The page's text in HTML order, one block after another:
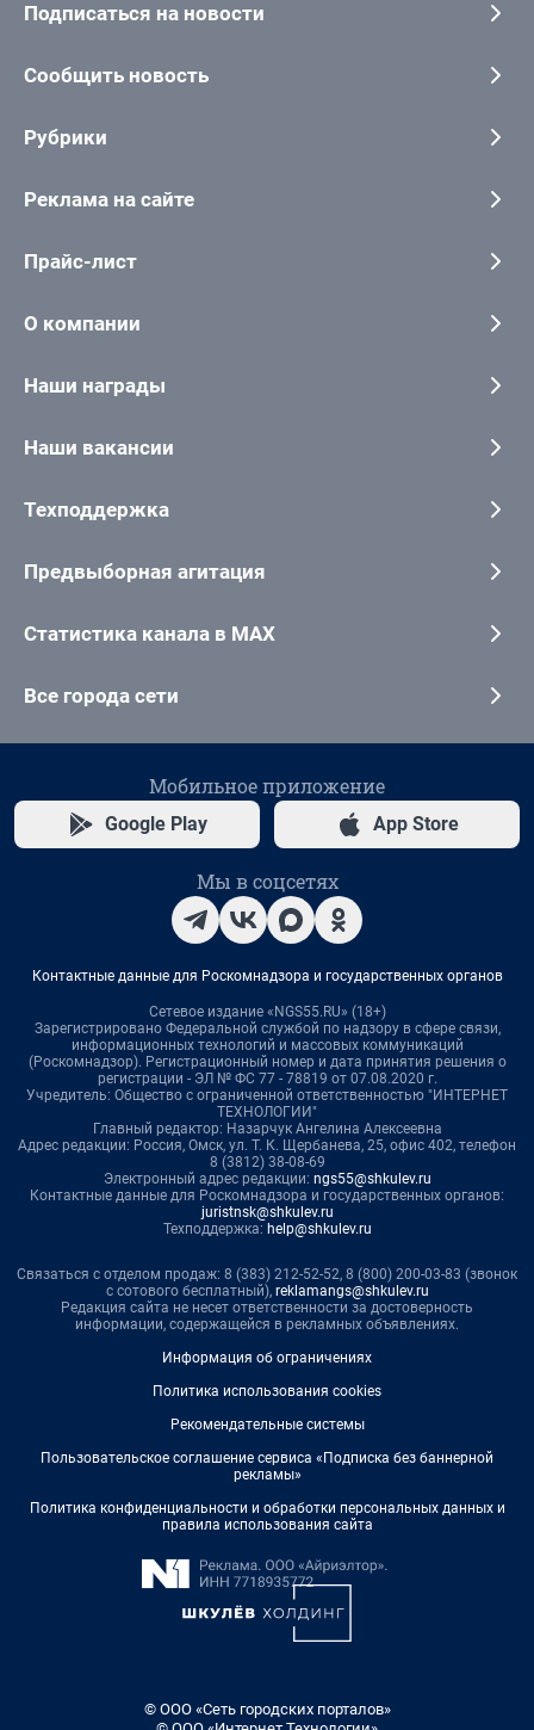
Подписаться на новости
Сообщить новость
Рубрики
Реклама на сайте
Прайс-лист
О компании
Наши награды
Наши вакансии
Техподдержка
Предвыборная агитация
Статистика канала в MAX
Все города сети
Мобильное приложение
Google Play App Store
Мы в соцсетях
Контактные данные для Роскомнадзора и государственных органов
Сетевое издание «NGS55.RU» (18+)
Зарегистрировано Федеральной службой по надзору в сфере связи,
информационных технологий и массовых коммуникаций
(Роскомнадзор). Регистрационный номер и дата принятия решения о
регистрации - ЭЛ № ФС 77 - 78819 от 07.08.2020 г.
Учредитель: Общество с ограниченной ответственностью "ИНТЕРНЕТ
ТЕХНОЛОГИИ"
Главный редактор: Назарчук Ангелина Алексеевна
Адрес редакции: Россия, Омск, ул. Т. К. Щербанева, 25, офис 402, телефон
8 (3812) 38-08-69
Электронный адрес редакции: ngs55@shkulev.ru
Контактные данные для Роскомнадзора и государственных органов:
juristnsk@shkulev.ru
Техподдержка: help@shkulev.ru
Связаться с отделом продаж: 8 (383) 212-52-52, 8 (800) 200-03-83 (звонок
с сотового бесплатный), reklamangs@shkulev.ru
Редакция сайта не несет ответственности за достоверность
информации, содержащейся в рекламных объявлениях.
Информация об ограничениях
Политика использования cookies
Рекомендательные системы
Пользовательское соглашение сервиса «Подписка без баннерной
рекламы»
Политика конфиденциальности и обработки персональных данных и
правила использования сайта
© ООО «Сеть городских порталов»